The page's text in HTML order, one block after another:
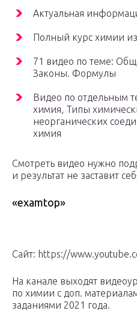
Актуальная
Полный курс химии
71 видео по теме:
Законы. Формулы
Видео по отдельным
химия, Типы
неорганических
химия
Смотреть видео нужно
и результат не заставит
«examtop»
Сайт: https://
На канале выходят
по химии с доп.
заданиями 2021 года.